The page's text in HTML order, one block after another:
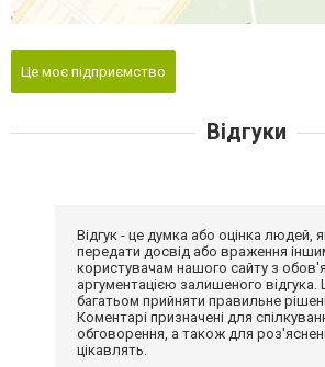
Це моє підприємство
Відгуки
Відгук - це думка або оцінка людей,
передати досвід або враження
користувачам нашого сайту з
аргументацією залишеного
багатьом прийняти правильне
Коментарі призначені для
обговорення, а також для
цікавлять.